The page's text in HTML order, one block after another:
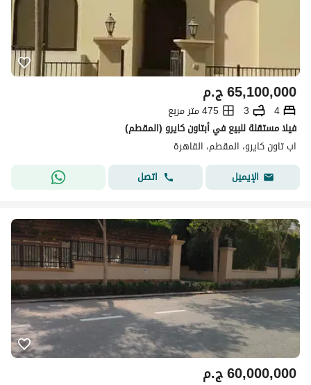
ج.م65,100,000
4
3
475 متر مربع
فيلا مستقلة للبيع في أبتاون كايرو (المقطم)
اب تاون كايرو، المقطم، القاهرة
الإيميل
اتصل
ج.م60,000,000